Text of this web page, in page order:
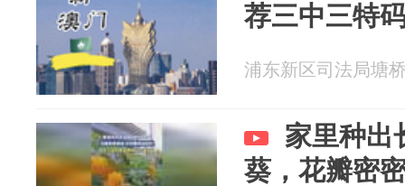
荐三中三特
浦东新区司法局塘
家里种出
葵，花瓣密